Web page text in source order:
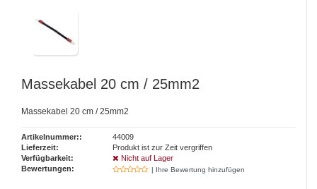
Massekabel 20 cm / 25mm2
Massekabel 20 cm / 25mm2
Artikelnummer::
44009
Lieferzeit:
Produkt ist zur Zeit vergriffen
Verfügbarkeit:
Nicht auf Lager
Bewertungen:
| Ihre Bewertung hinzufügen